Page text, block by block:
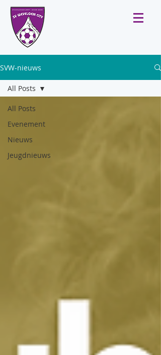
SVW-nieuws
All Posts
Evenement
Nieuws
Jeugdnieuws
All Posts